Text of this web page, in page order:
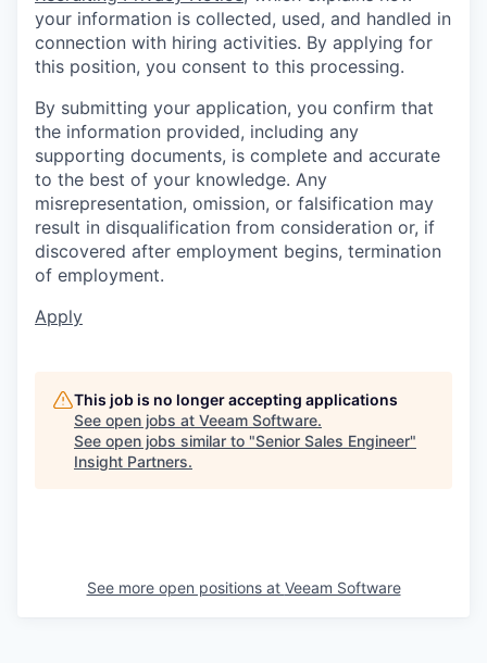
your information is collected, used, and handled in
connection with hiring activities. By applying for
this position, you consent to this processing.
By submitting your application, you confirm that
the information provided, including any
supporting documents, is complete and accurate
to the best of your knowledge. Any
misrepresentation, omission, or falsification may
result in disqualification from consideration or, if
discovered after employment begins, termination
of employment.
Apply
This job is no longer accepting applications
See open jobs at Veeam Software.
See open jobs similar to "Senior Sales Engineer"
Insight Partners.
See more open positions at Veeam Software